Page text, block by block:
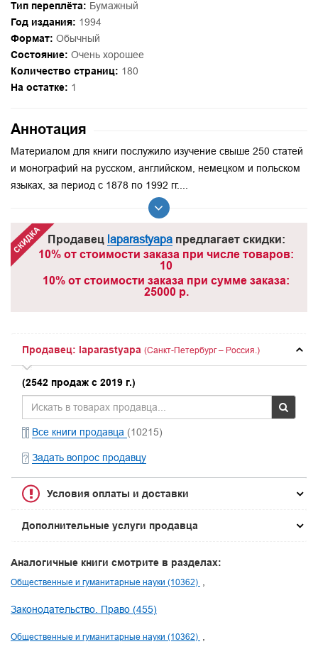
Тип переплёта: Бумажный
Год издания: 1994
Формат: Обычный
Состояние: Очень хорошее
Количество страниц: 180
На остатке: 1
Аннотация
Материалом для книги послужило изучение свыше 250 статей
и монографий на русском, английском, немецком и польском
языках, за период с 1878 по 1992 гг....
Продавец laparastyapaпредлагает скидки:
10% от стоимости заказа при числе товаров:
10
10% от стоимости заказа при сумме заказа:
25000 р.
Продавец: laparastyapa (Санкт-Петербург – Россия.)
(2542 продаж с 2019 г.)
Все книги продавца (10215)
Задать вопрос продавцу
Условия оплаты и доставки
Дополнительные услуги продавца
Аналогичные книги смотрите в разделах:
Общественные и гуманитарные науки (10362)
Законодательство. Право (455)
Общественные и гуманитарные науки (10362)